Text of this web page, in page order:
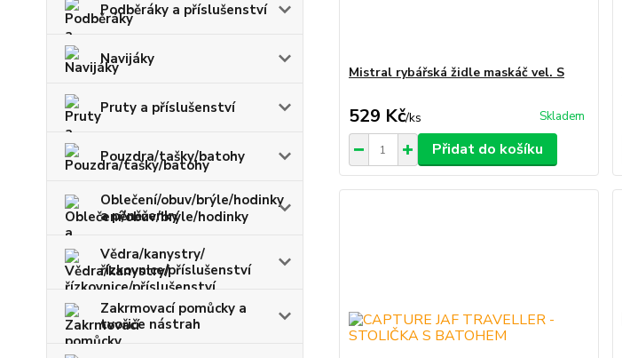
Podběráky a příslušenství
Navijáky
Pruty a příslušenství
Pouzdra/tašky/batohy
Oblečení/obuv/brýle/hodinky
a pěněženky
Vědra/kanystry/
řízkovnice/příslušenství
Zakrmovací pomůcky a
tvořiče nástrah
Mistral rybářská židle maskáč vel. S
529 Kč/ks Skladem
Přidat do košíku